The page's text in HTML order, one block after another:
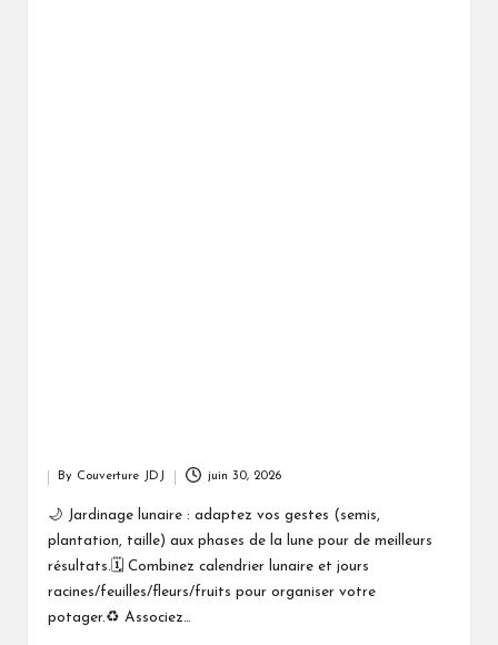
by
By Couverture JDJ juin 30, 2026
🌙 Jardinage lunaire : adaptez vos gestes (semis,
plantation, taille) aux phases de la lune pour de meilleurs
résultats.🗓️ Combinez calendrier lunaire et jours
racines/feuilles/fleurs/fruits pour organiser votre
potager.♻️ Associez…